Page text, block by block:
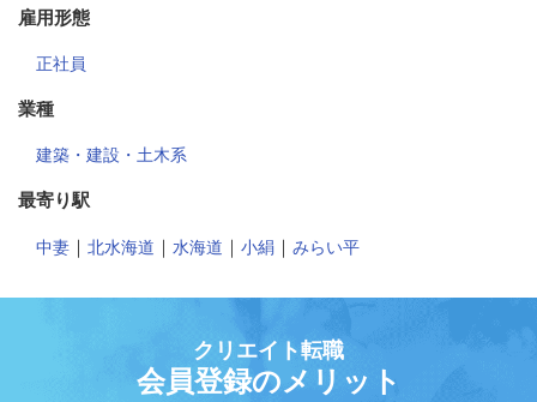
雇用形態
正社員
業種
建築・建設・土木系
最寄り駅
中妻 ｜ 北水海道 ｜ 水海道 ｜ 小絹 ｜ みらい平
クリエイト転職
会員登録のメリット